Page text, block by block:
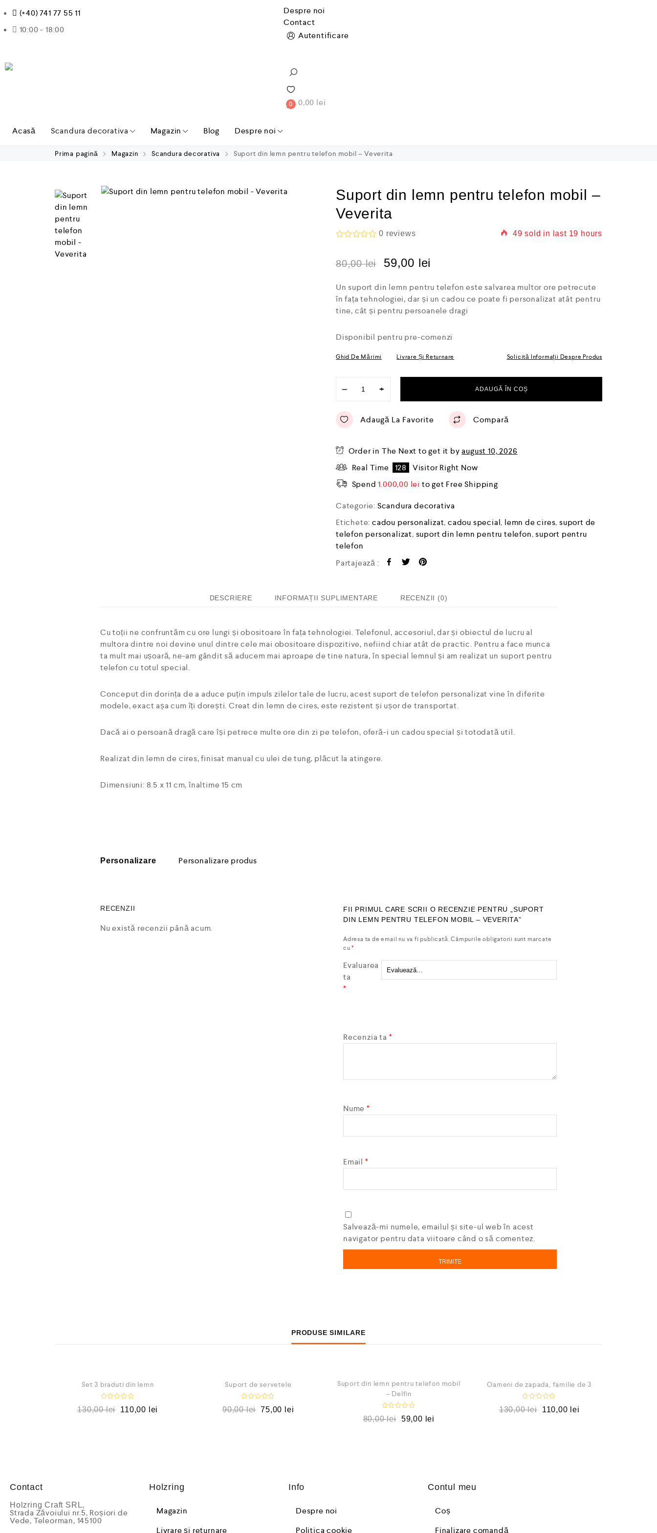
(+40) 741 77 55 11
10:00 - 18:00
Despre noi
Contact
Autentificare
0 0,00 lei
Acasă Scandura decorativa Magazin Blog Despre noi
Prima pagină Magazin Scandura decorativa Suport din lemn pentru telefon mobil – Veverita
Suport din lemn pentru telefon mobil –
Veverita
a
l
a
t
l
a
i
0 reviews 49 sold in last 19 hours
80,00lei 59,00 lei
Un suport din lemn pentru telefon este salvarea multor ore petrecute
în fața tehnologiei, dar și un cadou ce poate fi personalizat atât pentru
tine, cât și pentru persoanele dragi
Disponibil pentru pre-comenzi
Ghid De Mărimi Livrare Și Returnare Solicită Informații Despre Produs
− + ADAUGĂ ÎN COȘ
Adaugă La Favorite Compară
Order in The Nextto get it byaugust 10, 2026
Real Time
128
Visitor Right Now
Spend1.000,00 lei to get Free Shipping
Categorie: Scandura decorativa
Etichete:cadou personalizat,cadou special, lemn de cires,suport de
telefon personalizat, suport din lemn pentru telefon,suport pentru
telefon
Partajează :
DESCRIERE INFORMAȚII SUPLIMENTARE RECENZII (0)
Cu toții ne confruntăm cu ore lungi și obositoare în fața tehnologiei. Telefonul, accesoriul, dar și obiectul de lucru al
multora dintre noi devine unul dintre cele mai obositoare dispozitive, nefiind chiar atât de practic. Pentru a face munca
ta mult mai ușoară, ne-am gândit să aducem mai aproape de tine natura, în special lemnul și am realizat un suport pentru
telefon cu totul special.
Conceput din dorința de a aduce puțin impuls zilelor tale de lucru, acest suport de telefon personalizat vine în diferite
modele, exact așa cum îți dorești. Creat din lemn de cires, este rezistent și ușor de transportat.
Dacă ai o persoană dragă care își petrece multe ore din zi pe telefon, oferă-i un cadou special și totodată util.
Realizat din lemn de cires, finisat manual cu ulei de tung, plăcut la atingere.
Dimensiuni: 8.5 x 11 cm, înaltime 15 cm
Personalizare Personalizare produs
RECENZII
Nu există recenzii până acum.
FII PRIMUL CARE SCRII O RECENZIE PENTRU „SUPORT
DIN LEMN PENTRU TELEFON MOBIL – VEVERITA”
Adresa ta de email nu va fi publicată. Câmpurile obligatorii sunt marcate
cu*
Evaluarea
ta
*
Recenzia ta *
Nume *
Email *
Salvează-mi numele, emailul și site-ul web în acest
navigator pentru data viitoare când o să comentez.
PRODUSE SIMILARE
Set 3 braduti din lemn
E
v
130,00lei 110,00 lei
Suport de servetele
E
v
90,00lei 75,00 lei
REDUCERI!
Suport din lemn pentru telefon mobil
– Delfin
E
v
80,00lei 59,00 lei
Oameni de zapada, familie de 3
E
v
130,00lei 110,00 lei
Contact
Holzring Craft SRL,
Strada Zăvoiului nr.5, Roșiori de
Vede, Teleorman, 145100
Holzring
Magazin
Livrare și returnare
Info
Despre noi
Politica cookie
Contul meu
Coș
Finalizare comandă